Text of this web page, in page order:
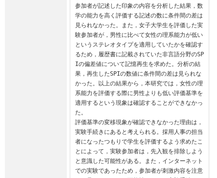
参加者が記述した印象の内容を分析した結果，数
学の能力を高く評価する記述の数に条件間の差は
見られなかった。また，女子大学生を評価した実
験参加者が，男性に比べて女性の理系能力が低い
というステレオタイプを適用していたかを確認す
るため，履歴書に記載されていた非言語分野のSP
Iの偏差値について記憶再生を求めた。分析の結
果，再生したSPIの数値に条件間の差は見られな
かった。以上の結果から，本研究では，女性の理
系能力を評価する際に男性よりも低い評価基準を
適用するという現象は確認することができなかっ
た。
評価基準の変移現象が確認できなかった理由は，
実験手続きにあると考えられる。採用人事の担当
者になったつもりで学生を評価するよう求めたこ
とによって，実験参加者は，先入観を排除しよう
と意識した可能性がある。また，インターネット
での実験であったため，参加者が刺激内容を注意